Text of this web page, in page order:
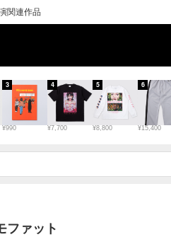
関連作品
¥990
3
¥7,700
4
¥8,800
5
¥15,400
6
ファット